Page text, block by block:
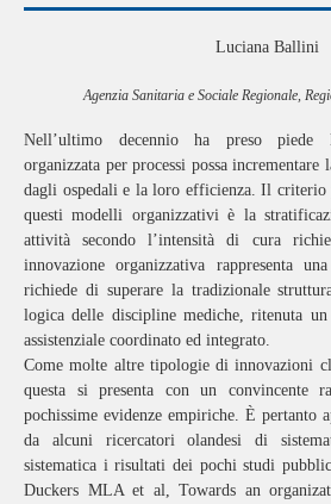
Luciana Ballini
Agenzia Sanitaria e Sociale Regionale,
Nell’ultimo decennio ha preso piede
organizzata per processi possa
dagli ospedali e la loro efficienza. Il criterio
questi modelli organizzativi è la
attività secondo l’intensità di cura
innovazione organizzativa rappresenta
richiede di superare la tradizionale
logica delle discipline mediche, ritenuta
assistenziale coordinato ed integrato.
Come molte altre tipologie di innovazioni
questa si presenta con un convincente
pochissime evidenze empiriche. È pertanto
da alcuni ricercatori olandesi di
sistematica i risultati dei pochi studi
Duckers MLA et al, Towards an